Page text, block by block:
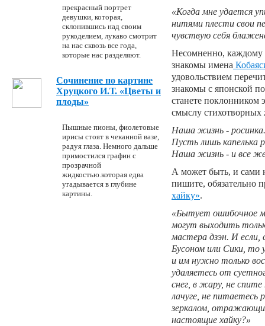
«Когда мне удается
нитями плести свои
чувствую себя
Несомненно, каждому
знакомы имена
удовольствием
знакомы с японской
станете поклонником
смыслу
Наша жизнь - росинка.
Пусть лишь капелька
Наша жизнь - и все
А может быть, и сами
пишите, обязательно
хайку».
«Бытует ошибочное
могут выходить
мастера дзэн. И если,
Бусоном или Сики, то
и им нужно только
удаляетесь от
снег, в жару, не
лачуге, не
зеркалом,
настоящие хайку?»
прекрасный портрет
девушки, которая,
склонившись над своим
рукоделием, лукаво смотрит
на нас сквозь все года,
которые нас разделяют.
Сочинение по картине
Хруцкого И.Т. «Цветы и
плоды»
Пышные пионы, фиолетовые
ирисы стоят в чеканной вазе,
радуя глаза. Немного дальше
примостился графин с
прозрачной
жидкостью.которая едва
угадывается в глубине
картины.